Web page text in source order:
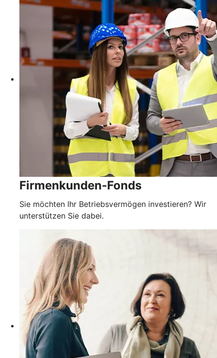
Firmenkunden-Fonds
Sie möchten Ihr Betriebsvermögen investieren? Wir
unterstützen Sie dabei.